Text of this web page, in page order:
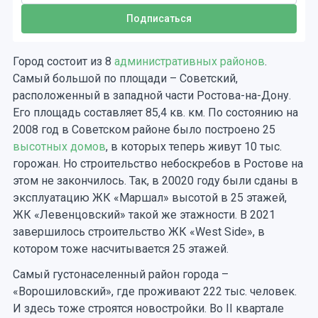
Город состоит из 8 административных районов.
Самый большой по площади – Советский,
расположенный в западной части Ростова-на-Дону.
Его площадь составляет 85,4 кв. км. По состоянию на
2008 год в Советском районе было построено 25
высотных домов, в которых теперь живут 10 тыс.
горожан. Но строительство небоскребов в Ростове на
этом не закончилось. Так, в 20020 году были сданы в
эксплуатацию ЖК «Маршал» высотой в 25 этажей,
ЖК «Левенцовский» такой же этажности. В 2021
завершилось строительство ЖК «West Side», в
котором тоже насчитывается 25 этажей.
Самый густонаселенный район города –
«Ворошиловский», где проживают 222 тыс. человек.
И здесь тоже строятся новостройки. Во II квартале